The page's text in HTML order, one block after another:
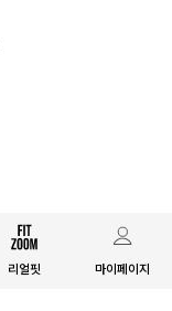
리얼핏 마이페이지